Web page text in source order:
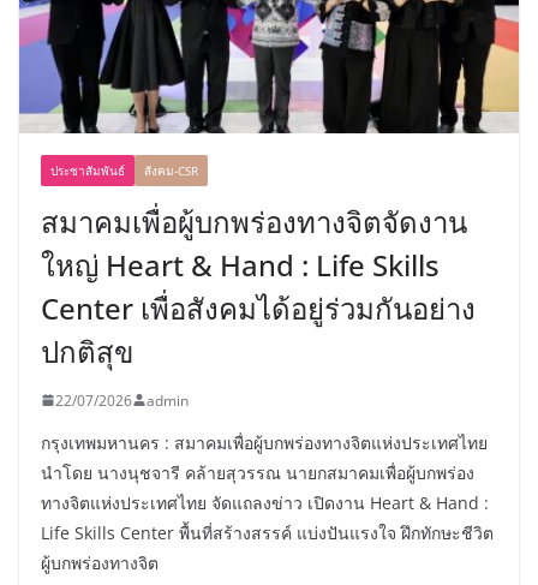
ประชาสัมพันธ์ สังคม-CSR
สมาคมเพื่อผู้บกพร่องทางจิตจัดงาน
ใหญ่ Heart & Hand : Life Skills
Center เพื่อสังคมได้อยู่ร่วมกันอย่าง
ปกติสุข
22/07/2026 admin
กรุงเทพมหานคร : สมาคมเพื่อผู้บกพร่องทางจิตแห่งประเทศไทย
นำโดย นางนุชจารี คล้ายสุวรรณ นายกสมาคมเพื่อผู้บกพร่อง
ทางจิตแห่งประเทศไทย จัดแถลงข่าว เปิดงาน Heart & Hand :
Life Skills Center พื้นที่สร้างสรรค์ แบ่งปันแรงใจ ฝึกทักษะชีวิต
ผู้บกพร่องทางจิต